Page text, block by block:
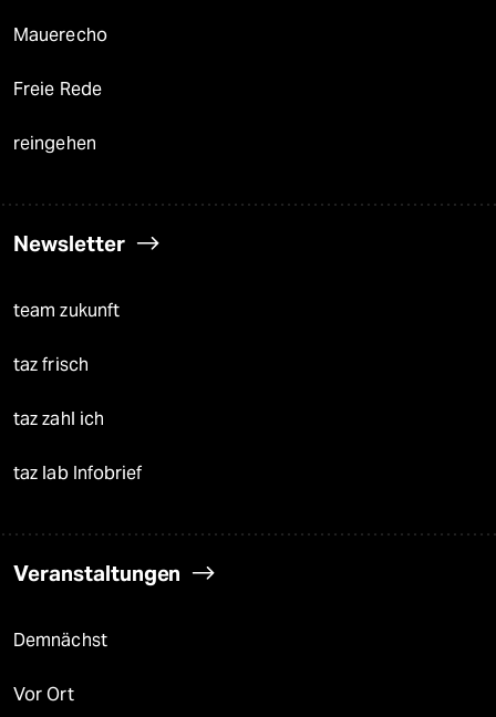
Mauerecho
Freie Rede
reingehen
Newsletter
team zukunft
taz frisch
taz zahl ich
taz lab Infobrief
Veranstaltungen
Demnächst
Vor Ort